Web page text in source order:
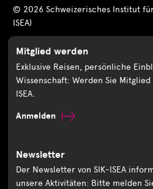
© 2026 Schweizerisches Institut
ISEA)
Mitglied werden
Exklusive Reisen, persönliche
Wissenschaft: Werden Sie
ISEA.
Anmelden
Newsletter
Der Newsletter von SIK-ISEA
unsere Aktivitäten: Bitte melden